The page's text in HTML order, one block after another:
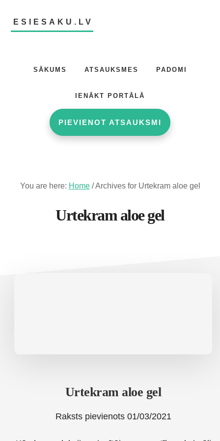
main
footerESIESAKU.LV
SĀKUMS ATSAUKSMES PADOMI
IENĀKT PORTĀLĀ
PIEVIENOT ATSAUKSMI
You are here: Home /Archives for Urtekram aloe gel
Urtekram aloe gel
Urtekram aloe gel
Raksts pievienots 01/03/2021